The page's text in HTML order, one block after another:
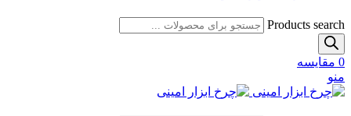
Products search
0 مقایسه
منو